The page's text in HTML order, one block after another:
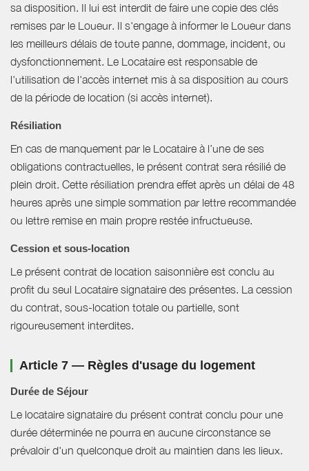
sa disposition. Il lui est interdit de faire une copie des clés
remises par le Loueur. Il s'engage à informer le Loueur dans
les meilleurs délais de toute panne, dommage, incident, ou
dysfonctionnement. Le Locataire est responsable de
l'utilisation de l'accès internet mis à sa disposition au cours
de la période de location (si accès internet).
Résiliation
En cas de manquement par le Locataire à l’une de ses
obligations contractuelles, le présent contrat sera résilié de
plein droit. Cette résiliation prendra effet après un délai de 48
heures après une simple sommation par lettre recommandée
ou lettre remise en main propre restée infructueuse.
Cession et sous-location
Le présent contrat de location saisonnière est conclu au
profit du seul Locataire signataire des présentes. La cession
du contrat, sous-location totale ou partielle, sont
rigoureusement interdites.
Article 7 — Règles d'usage du logement
Durée de Séjour
Le locataire signataire du présent contrat conclu pour une
durée déterminée ne pourra en aucune circonstance se
prévaloir d'un quelconque droit au maintien dans les lieux.